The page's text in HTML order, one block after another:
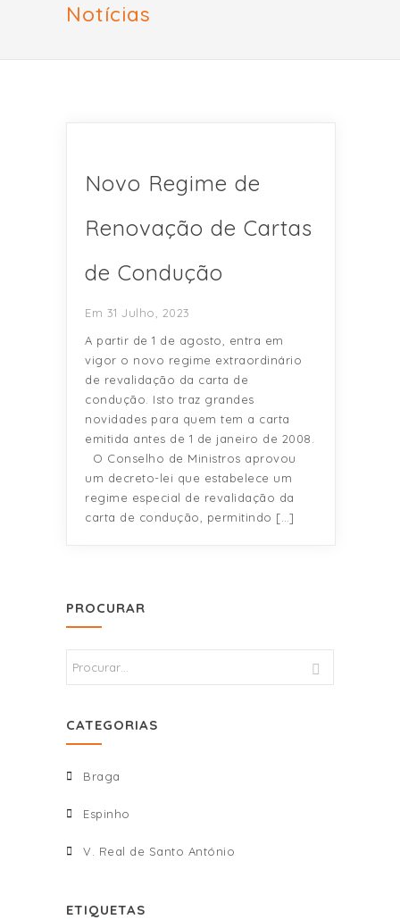
Notícias
Novo Regime de
Renovação de Cartas
de Condução
Em 31 Julho, 2023
A partir de 1 de agosto, entra em
vigor o novo regime extraordinário
de revalidação da carta de
condução. Isto traz grandes
novidades para quem tem a carta
emitida antes de 1 de janeiro de 2008.
O Conselho de Ministros aprovou
um decreto-lei que estabelece um
regime especial de revalidação da
carta de condução, permitindo […]
PROCURAR
CATEGORIAS
Braga
Espinho
V. Real de Santo António
ETIQUETAS